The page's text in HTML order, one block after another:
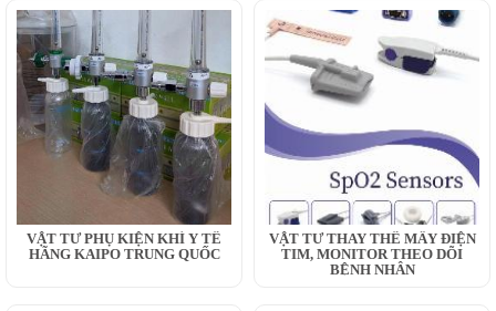
VẬT TƯ PHỤ KIỆN KHÍ Y TẾ
HÃNG KAIPO TRUNG QUỐC
VẬT TƯ THAY THẾ MÂY ĐIỆN
TIM, MONITOR THEO DÕI
BỆNH NHÂN